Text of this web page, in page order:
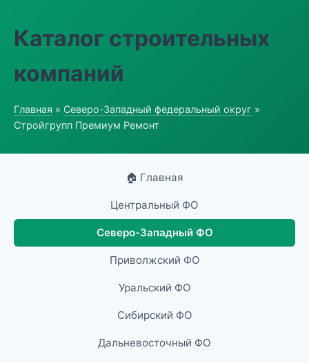
Каталог строительных
компаний
Главная » Северо-Западный федеральный округ »
Стройгрупп Премиум Ремонт
🏠 Главная
Центральный ФО
Северо-Западный ФО
Приволжский ФО
Уральский ФО
Сибирский ФО
Дальневосточный ФО